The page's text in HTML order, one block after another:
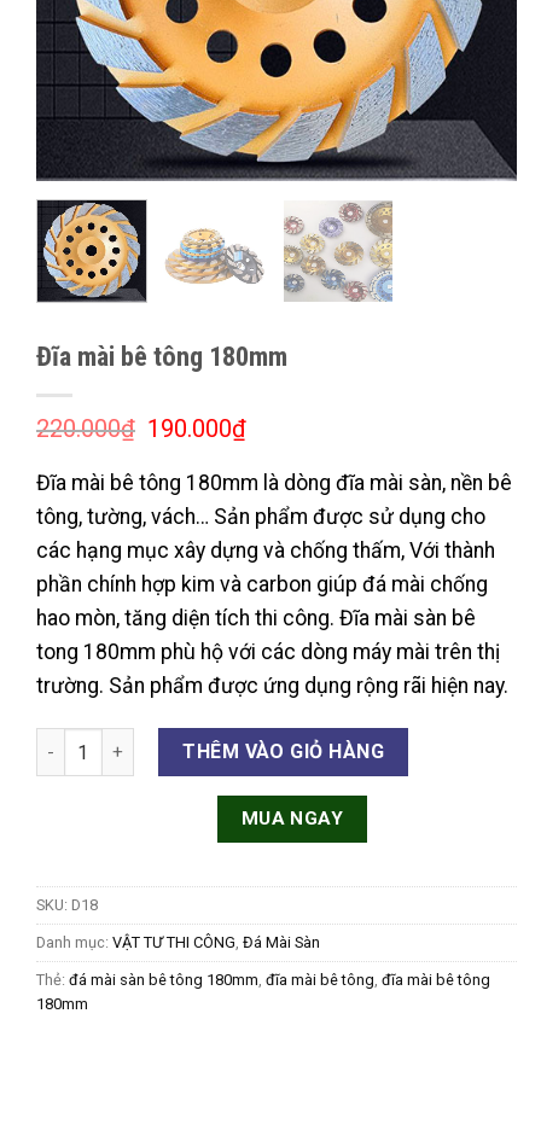
Đĩa mài bê tông 180mm
220.000₫ Giá
gốc
220.000₫.
190.000₫Giá
là:
190.000₫.
Đĩa mài bê tông 180mm là dòng đĩa mài sàn, nền bê
tông, tường, vách… Sản phẩm được sử dụng cho
các hạng mục xây dựng và chống thấm, Với thành
phần chính hợp kim và carbon giúp đá mài chống
hao mòn, tăng diện tích thi công. Đĩa mài sàn bê
tong 180mm phù hộ với các dòng máy mài trên thị
trường. Sản phẩm được ứng dụng rộng rãi hiện nay.
Đĩa mài bê tông 180mm số lượng
THÊM VÀO GIỎ HÀNG
MUA NGAY
SKU: D18
Danh mục: VẬT TƯ THI CÔNG, Đá Mài Sàn
Thẻ: đá mài sàn bê tông 180mm, đĩa mài bê tông, đĩa mài bê tông
180mm